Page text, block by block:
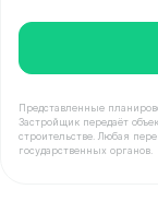
Представленные
Застройщик передаёт
строительстве. Любая
государственных органов.